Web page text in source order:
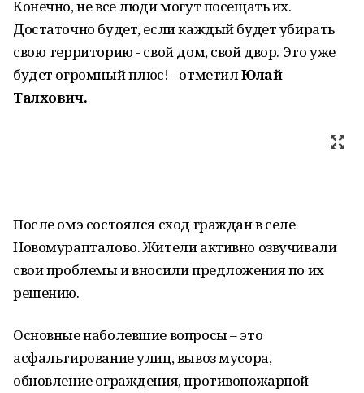
Конечно, не все люди могут посещать их.
Достаточно будет, если каждый будет убирать
свою территорию - свой дом, свой двор. Это уже
будет огромный плюс! - отметилЮлай
Талхович.
После омэ состоялся сход граждан в селе
Новомурапталово. Жители активно озвучивали
свои проблемы и вносили предложения по их
решению.
Основные наболевшие вопросы – это
асфальтирование улиц, вывоз мусора,
обновление ограждения, противопожарной